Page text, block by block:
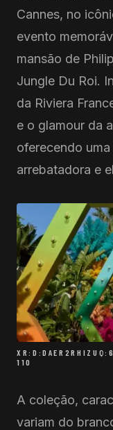
Cannes, no
evento
mansão de
Jungle Du Roi.
da Riviera
e o glamour da
oferecendo
arrebatadora e
110
A coleção,
variam do